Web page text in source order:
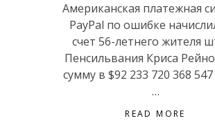
Американская платежная
PayPal по ошибке
счет 56-летнего жителя
Пенсильвания Криса
сумму в $92 233 720 368
…
READ MORE